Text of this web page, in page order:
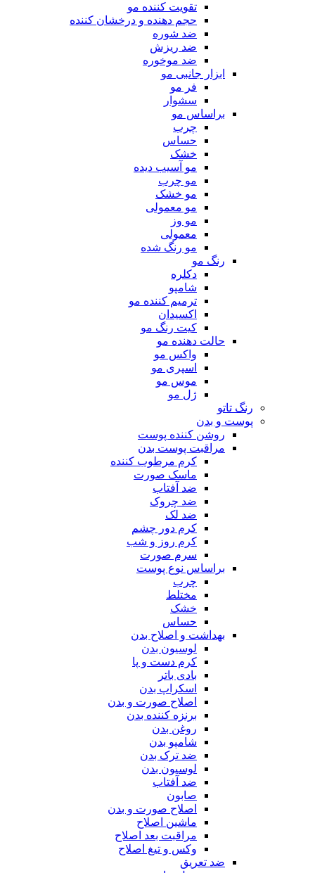
تقویت کننده مو
حجم دهنده و درخشان کننده
ضد شوره
ضد ریزش
ضد موخوره
ابزار جانبی مو
فر مو
سشوار
براساس مو
چرب
حساس
خشک
مو آسیب دیده
مو چرب
مو خشک
مو معمولی
مو وز
معمولی
مو رنگ شده
رنگ مو
دکلره
شامپو
ترمیم کننده مو
اکسیدان
کیت رنگ مو
حالت دهنده مو
واکس مو
اسپری مو
موس مو
ژل مو
رنگ تاتو
پوست و بدن
روشن کننده پوست
مراقبت پوست بدن
کرم مرطوب کننده
ماسک صورت
ضد آفتاب
ضد چروک
ضد لک
کرم دور چشم
کرم روز و شب
سرم صورت
براساس نوع پوست
چرب
مختلط
خشک
حساس
بهداشت و اصلاح بدن
لوسیون بدن
کرم دست و پا
بادی باتر
اسکراپ بدن
اصلاح صورت و بدن
برنزه کننده بدن
روغن بدن
شامپو بدن
ضد ترک بدن
لوسیون بدن
ضد آفتاب
صابون
اصلاح صورت و بدن
ماشین اصلاح
مراقبت بعد اصلاح
وکس و تیغ اصلاح
ضد تعریق